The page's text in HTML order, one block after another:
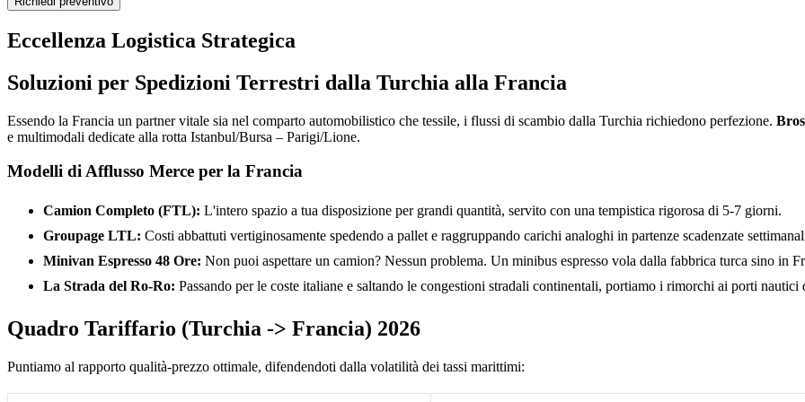
Eccellenza Logistica Strategica
Soluzioni per Spedizioni Terrestri dalla Turchia alla Francia
Essendo la Francia un partner vitale sia nel comparto automobilistico che tessile, i flussi di scambio dalla Turchia richiedono perfezione.
e multimodali dedicate alla rotta Istanbul/Bursa – Parigi/Lione.
Modelli di Afflusso Merce per la Francia
Camion Completo (FTL): L'intero spazio a tua disposizione per grandi quantità, servito con una tempistica rigorosa di 5-7 giorni.
Groupage LTL: Costi abbattuti vertiginosamente spedendo a pallet e raggruppando carichi analoghi in partenze scadenzate
Minivan Espresso 48 Ore: Non puoi aspettare un camion? Nessun problema. Un minibus espresso vola dalla fabbrica turca sino in
La Strada del Ro-Ro: Passando per le coste italiane e saltando le congestioni stradali continentali, portiamo i rimorchi ai porti nautici
Quadro Tariffario (Turchia -> Francia) 2026
Puntiamo al rapporto qualità-prezzo ottimale, difendendoti dalla volatilità dei tassi marittimi: